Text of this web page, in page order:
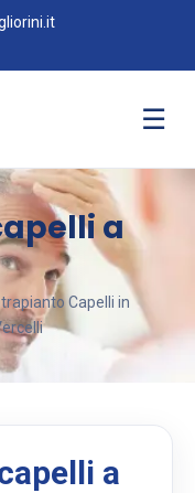
☰
a
Capelli in
a